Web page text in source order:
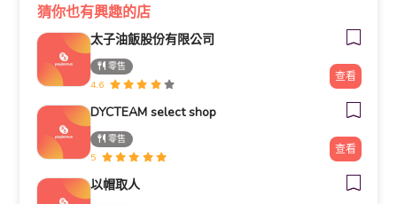
猜你也有興趣的店
太子油飯股份有限公司
零售
4.6
查看
DYCTEAM select shop
零售
5
查看
以帽取人